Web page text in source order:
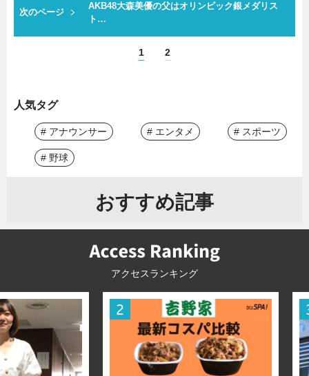
次のページ
AKB48大森美優の父はオリンピック銀メダリス
ト…
1 2
人気タグ
# アナウンサー # エンタメ # スポーツ
# 野球
おすすめ記事
アクセスランキング